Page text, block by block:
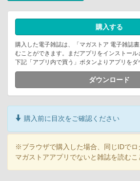
購入する
購入した電子雑誌は、「マガストア 電子雑誌
むことができます。まだアプリをインストール
下記「アプリ内で買う」ボタンよりアプリをダ
ダウンロード
購入前に目次をご確認ください
※ブラウザで購入した場合、同じIDで
マガストアアプリでないと雑誌を読むこ